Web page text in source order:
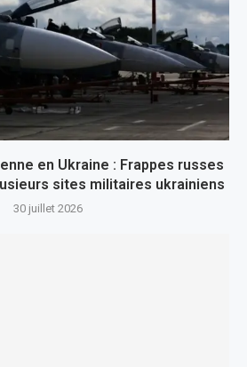
en Ukraine : Frappes russes
sites militaires ukrainiens
30 juillet 2026